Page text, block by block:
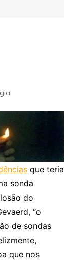
que teria
sonda
do
“o
de sondas
que nos